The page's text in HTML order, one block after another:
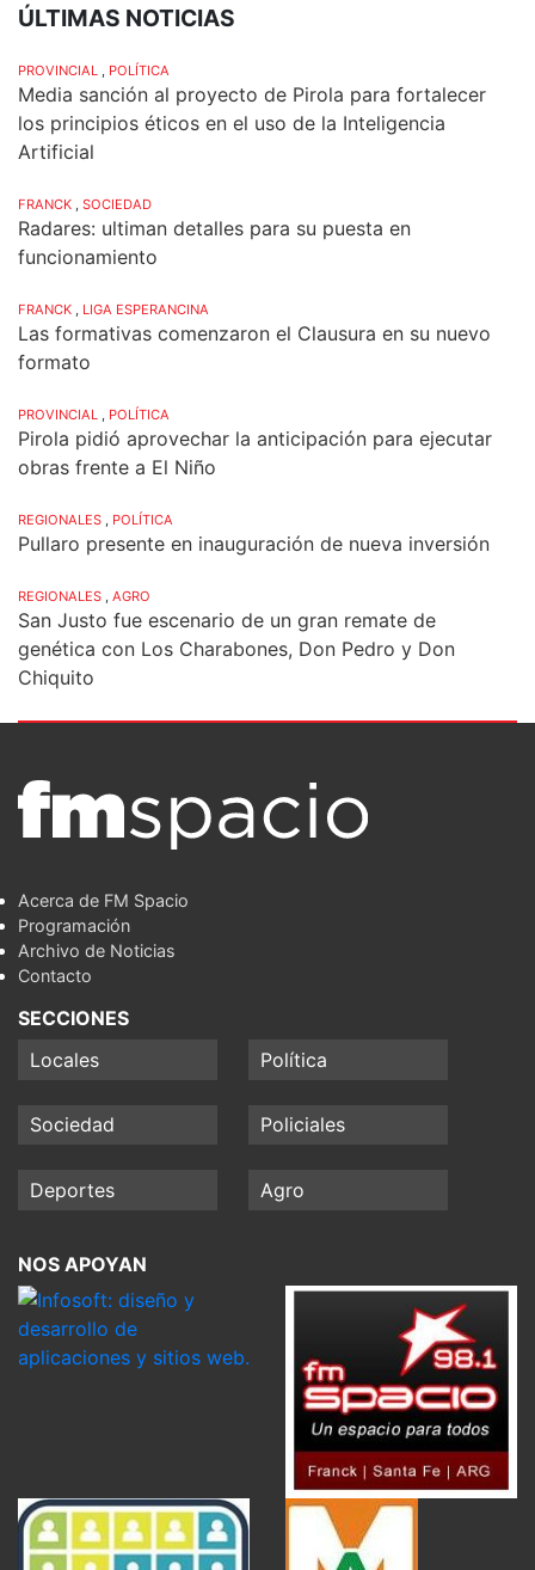
ÚLTIMAS NOTICIAS
PROVINCIAL , POLÍTICA
Media sanción al proyecto de Pirola para fortalecer
los principios éticos en el uso de la Inteligencia
Artificial
FRANCK , SOCIEDAD
Radares: ultiman detalles para su puesta en
funcionamiento
FRANCK , LIGA ESPERANCINA
Las formativas comenzaron el Clausura en su nuevo
formato
PROVINCIAL , POLÍTICA
Pirola pidió aprovechar la anticipación para ejecutar
obras frente a El Niño
REGIONALES , POLÍTICA
Pullaro presente en inauguración de nueva inversión
REGIONALES , AGRO
San Justo fue escenario de un gran remate de
genética con Los Charabones, Don Pedro y Don
Chiquito
Acerca de FM Spacio
Programación
Archivo de Noticias
Contacto
SECCIONES
Locales
Política
Sociedad Policiales
Deportes Agro
NOS APOYAN